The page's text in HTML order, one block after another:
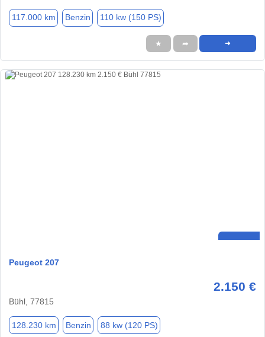
117.000 km Benzin 110 kw (150 PS)
★ ➦ ➜
Peugeot 207
2.150 €
Bühl, 77815
128.230 km Benzin 88 kw (120 PS)